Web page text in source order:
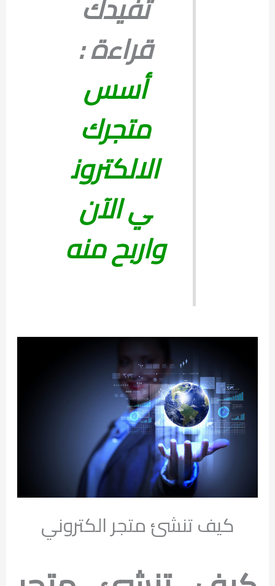
قراءة :
أسس
متجرك
الالكترون
ي الآن
واربح منه
كيف تنشئ متجر الكتروني